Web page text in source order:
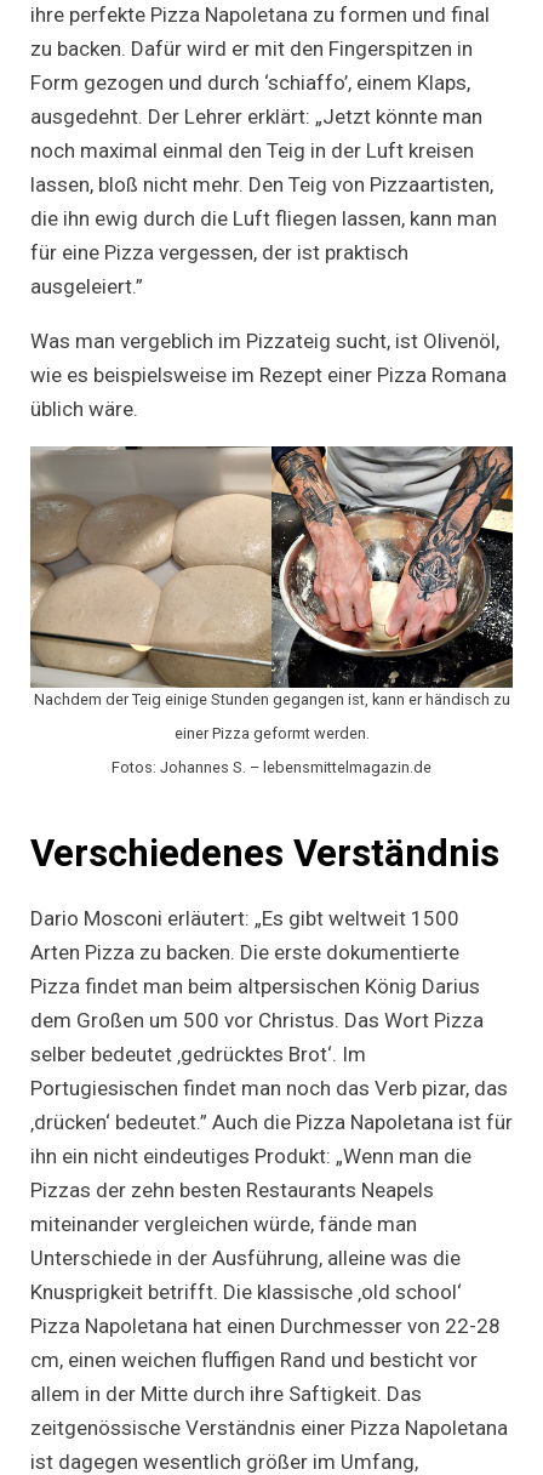
ihre perfekte Pizza Napoletana zu formen und final
zu backen. Dafür wird er mit den Fingerspitzen in
Form gezogen und durch ‘schiaffo’, einem Klaps,
ausgedehnt. Der Lehrer erklärt: „Jetzt könnte man
noch maximal einmal den Teig in der Luft kreisen
lassen, bloß nicht mehr. Den Teig von Pizzaartisten,
die ihn ewig durch die Luft fliegen lassen, kann man
für eine Pizza vergessen, der ist praktisch
ausgeleiert.”
Was man vergeblich im Pizzateig sucht, ist Olivenöl,
wie es beispielsweise im Rezept einer Pizza Romana
üblich wäre.
Nachdem der Teig einige Stunden gegangen ist, kann er händisch zu
einer Pizza geformt werden.
Fotos: Johannes S. – lebensmittelmagazin.de
Verschiedenes Verständnis
Dario Mosconi erläutert: „Es gibt weltweit 1500
Arten Pizza zu backen. Die erste dokumentierte
Pizza findet man beim altpersischen König Darius
dem Großen um 500 vor Christus. Das Wort Pizza
selber bedeutet ‚gedrücktes Brot‘. Im
Portugiesischen findet man noch das Verb pizar, das
‚drücken‘ bedeutet.” Auch die Pizza Napoletana ist für
ihn ein nicht eindeutiges Produkt: „Wenn man die
Pizzas der zehn besten Restaurants Neapels
miteinander vergleichen würde, fände man
Unterschiede in der Ausführung, alleine was die
Knusprigkeit betrifft. Die klassische ‚old school‘
Pizza Napoletana hat einen Durchmesser von 22-28
cm, einen weichen fluffigen Rand und besticht vor
allem in der Mitte durch ihre Saftigkeit. Das
zeitgenössische Verständnis einer Pizza Napoletana
ist dagegen wesentlich größer im Umfang,